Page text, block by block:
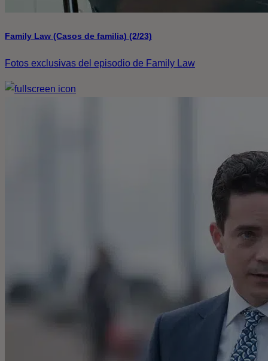
Family Law (Casos de familia) (2/23)
Fotos exclusivas del episodio de Family Law